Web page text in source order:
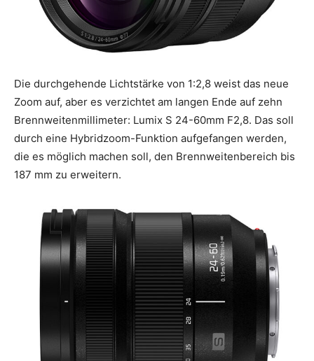
Die durchgehende Lichtstärke von 1:2,8 weist das neue
Zoom auf, aber es verzichtet am langen Ende auf zehn
Brennweitenmillimeter: Lumix S 24-60mm F2,8. Das soll
durch eine Hybridzoom-Funktion aufgefangen werden,
die es möglich machen soll, den Brennweitenbereich bis
187 mm zu erweitern.